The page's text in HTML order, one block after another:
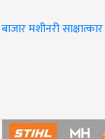
बाजारमशीनरीसाक्षात्कार